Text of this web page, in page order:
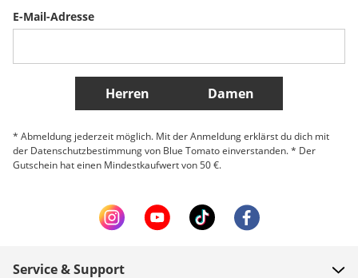
Weitere Länder
E-Mail-Adresse
Herren Damen
* Abmeldung jederzeit möglich. Mit der Anmeldung erklärst du dich mit
der Datenschutzbestimmung von Blue Tomato einverstanden. * Der
Gutschein hat einen Mindestkaufwert von 50 €.
Service & Support